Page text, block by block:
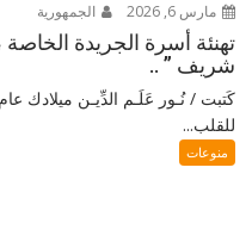
مارس 6, 2026 الجمهورية
تهنئة أسرة الجريدة الخاصة
شريف ” ..
كَتبت / نُـور عَلَـم الدِّيـن ميلادك
للقلب...
منوعات